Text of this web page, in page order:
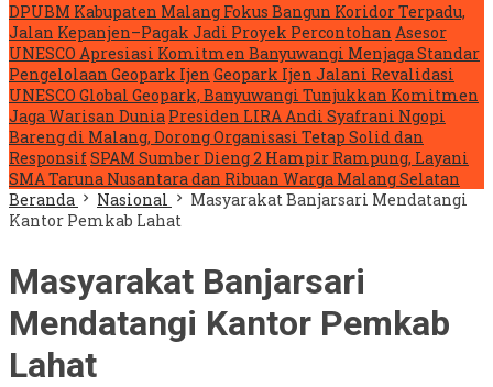
DPUBM Kabupaten Malang Fokus Bangun Koridor Terpadu,
Jalan Kepanjen–Pagak Jadi Proyek Percontohan Asesor
UNESCO Apresiasi Komitmen Banyuwangi Menjaga Standar
Pengelolaan Geopark Ijen Geopark Ijen Jalani Revalidasi
UNESCO Global Geopark, Banyuwangi Tunjukkan Komitmen
Jaga Warisan Dunia Presiden LIRA Andi Syafrani Ngopi
Bareng di Malang, Dorong Organisasi Tetap Solid dan
ResponsifSPAM Sumber Dieng 2 Hampir Rampung, Layani
SMA Taruna Nusantara dan Ribuan Warga Malang Selatan
Beranda
Nasional
Masyarakat Banjarsari Mendatangi
Kantor Pemkab Lahat
Masyarakat Banjarsari
Mendatangi Kantor Pemkab
Lahat